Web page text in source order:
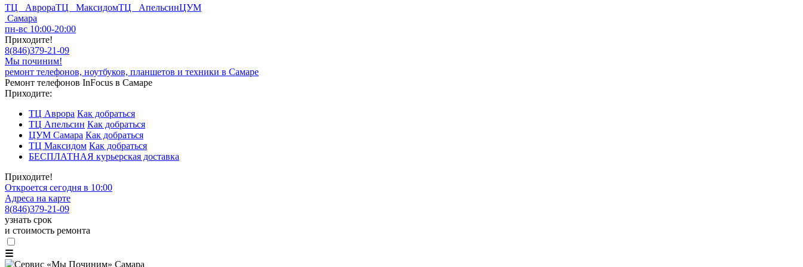
ТЦ АврораТЦ МаксидомТЦ АпельсинЦУМ
Самара
пн-вс 10:00-20:00
Приходите!
8(846)379-21-09
Мы починим!
ремонт телефонов, ноутбуков, планшетов и техники в Самаре
Ремонт телефонов InFocus в Самаре
Приходите:
ТЦ Аврора Как добраться
ТЦ Апельсин Как добраться
ЦУМ Самара Как добраться
ТЦ Максидом Как добраться
БЕСПЛАТНАЯ курьерская доставка
Приходите!
Откроется сегодня в 10:00
Адреса на карте
8(846)379-21-09
узнать срок
и стоимость ремонта
☰